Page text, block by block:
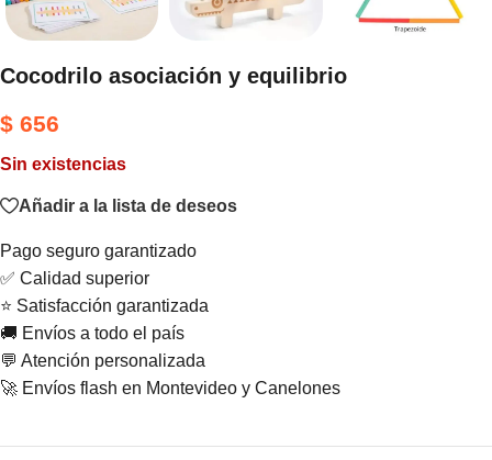
Cocodrilo asociación y equilibrio
$ 656
Sin existencias
Añadir a la lista de deseos
Pago seguro garantizado
✅ Calidad superior
⭐ Satisfacción garantizada
🚚 Envíos a todo el país
💬 Atención personalizada
🚀 Envíos flash en Montevideo y Canelones